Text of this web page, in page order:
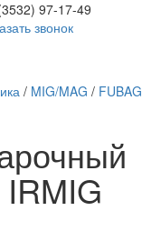
97-17-49
звонок
/ MIG/MAG / FUBAG